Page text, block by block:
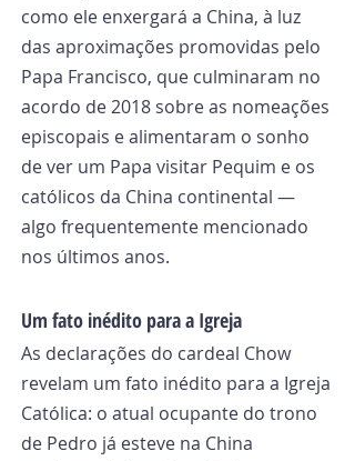
como ele enxergará a China, à luz
das aproximações promovidas pelo
Papa Francisco, que culminaram no
acordo de 2018 sobre as nomeações
episcopais e alimentaram o sonho
de ver um Papa visitar Pequim e os
católicos da China continental —
algo frequentemente mencionado
nos últimos anos.
Um fato inédito para a Igreja
As declarações do cardeal Chow
revelam um fato inédito para a Igreja
Católica: o atual ocupante do trono
de Pedro já esteve na China